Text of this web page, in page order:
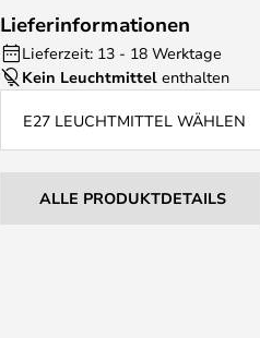
Lieferinformationen
Lieferzeit: 13 - 18 Werktage
Kein Leuchtmittel enthalten
E27 LEUCHTMITTEL WÄHLEN
ALLE PRODUKTDETAILS